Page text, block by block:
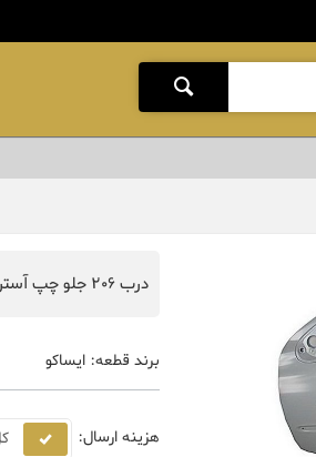
درب 206 جلو چپ آستر ایساکو
برند قطعه:ایساکو
هزینه ارسال: